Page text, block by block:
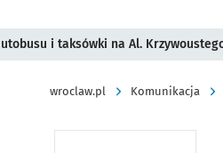
i taksówki na Al.
wroclaw.pl Komunikacja